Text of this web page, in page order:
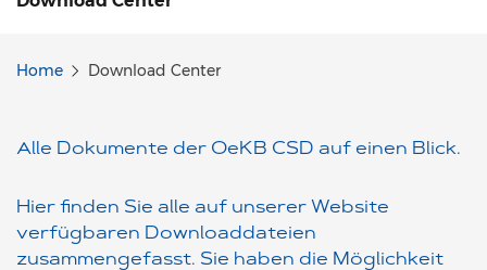
Home Download Center
Alle Dokumente der OeKB CSD auf einen Blick.
Hier finden Sie alle auf unserer Website
verfügbaren Downloaddateien
zusammengefasst. Sie haben die Möglichkeit